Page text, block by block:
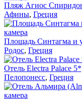
Пляж Агиос
Афины, Греция
Площадь Синтагма и
Родос, Греция
Отель Electra Palace
Пелопонесс, Греция